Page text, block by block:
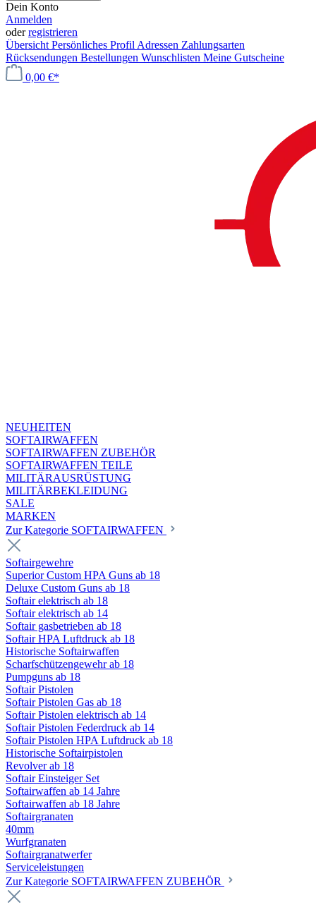
Dein Konto
Anmelden
oderregistrieren
Übersicht Persönliches Profil Adressen Zahlungsarten
Rücksendungen Bestellungen Wunschlisten Meine Gutscheine
0,00 €*
NEUHEITEN
SOFTAIRWAFFEN
SOFTAIRWAFFEN ZUBEHÖR
SOFTAIRWAFFEN TEILE
MILITÄRAUSRÜSTUNG
MILITÄRBEKLEIDUNG
SALE
MARKEN
Zur Kategorie SOFTAIRWAFFEN
Softairgewehre
Superior Custom HPA Guns ab 18
Deluxe Custom Guns ab 18
Softair elektrisch ab 18
Softair elektrisch ab 14
Softair gasbetrieben ab 18
Softair HPA Luftdruck ab 18
Historische Softairwaffen
Scharfschützengewehr ab 18
Pumpguns ab 18
Softair Pistolen
Softair Pistolen Gas ab 18
Softair Pistolen elektrisch ab 14
Softair Pistolen Federdruck ab 14
Softair Pistolen HPA Luftdruck ab 18
Historische Softairpistolen
Revolver ab 18
Softair Einsteiger Set
Softairwaffen ab 14 Jahre
Softairwaffen ab 18 Jahre
Softairgranaten
40mm
Wurfgranaten
Softairgranatwerfer
Serviceleistungen
Zur Kategorie SOFTAIRWAFFEN ZUBEHÖR